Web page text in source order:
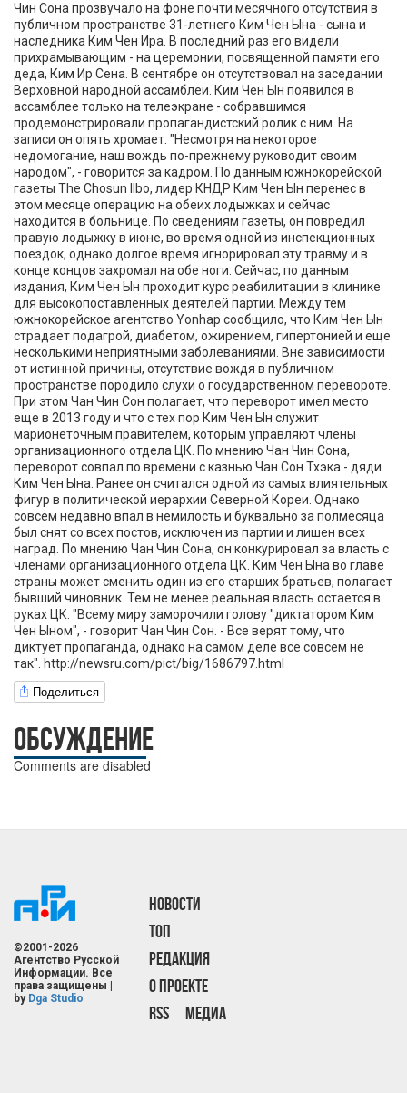
Чин Сона прозвучало на фоне почти месячного отсутствия в
публичном пространстве 31-летнего Ким Чен Ына - сына и
наследника Ким Чен Ира. В последний раз его видели
прихрамывающим - на церемонии, посвященной памяти его
деда, Ким Ир Сена. В сентябре он отсутствовал на заседании
Верховной народной ассамблеи. Ким Чен Ын появился в
ассамблее только на телеэкране - собравшимся
продемонстрировали пропагандистский ролик с ним. На
записи он опять хромает. "Несмотря на некоторое
недомогание, наш вождь по-прежнему руководит своим
народом", - говорится за кадром. По данным южнокорейской
газеты The Chosun Ilbo, лидер КНДР Ким Чен Ын перенес в
этом месяце операцию на обеих лодыжках и сейчас
находится в больнице. По сведениям газеты, он повредил
правую лодыжку в июне, во время одной из инспекционных
поездок, однако долгое время игнорировал эту травму и в
конце концов захромал на обе ноги. Сейчас, по данным
издания, Ким Чен Ын проходит курс реабилитации в клинике
для высокопоставленных деятелей партии. Между тем
южнокорейское агентство Yonhap сообщило, что Ким Чен Ын
страдает подагрой, диабетом, ожирением, гипертонией и еще
несколькими неприятными заболеваниями. Вне зависимости
от истинной причины, отсутствие вождя в публичном
пространстве породило слухи о государственном перевороте.
При этом Чан Чин Сон полагает, что переворот имел место
еще в 2013 году и что с тех пор Ким Чен Ын служит
марионеточным правителем, которым управляют члены
организационного отдела ЦК. По мнению Чан Чин Сона,
переворот совпал по времени с казнью Чан Сон Тхэка - дяди
Ким Чен Ына. Ранее он считался одной из самых влиятельных
фигур в политической иерархии Северной Кореи. Однако
совсем недавно впал в немилость и буквально за полмесяца
был снят со всех постов, исключен из партии и лишен всех
наград. По мнению Чан Чин Сона, он конкурировал за власть с
членами организационного отдела ЦК. Ким Чен Ына во главе
страны может сменить один из его старших братьев, полагает
бывший чиновник. Тем не менее реальная власть остается в
руках ЦК. "Всему миру заморочили голову "диктатором Ким
Чен Ыном", - говорит Чан Чин Сон. - Все верят тому, что
диктует пропаганда, однако на самом деле все совсем не
так". http://newsru.com/pict/big/1686797.html
Поделиться
ОБСУЖДЕНИЕ
Comments are disabled
©2001-2026
Агентство Русской
Информации. Все
права защищены |
by Dga Studio
НОВОСТИ
ТОП
РЕДАКЦИЯ
О ПРОЕКТЕ
RSS
МЕДИА